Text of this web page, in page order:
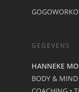
GEGEVENS
HANNEKE
BODY & MIND